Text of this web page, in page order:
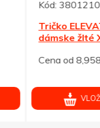
38012104
ELEVATE Nanaimo
žlté XL
od 8,958 €
VLOŽIŤ DO VÝBERU